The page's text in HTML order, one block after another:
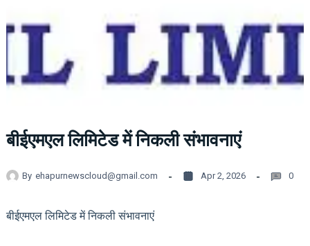
बीईएमएल लिमिटेड में निकली संभावनाएं
By ehapurnewscloud@gmail.com Apr 2, 2026 0
बीईएमएल लिमिटेड में निकली संभावनाएं